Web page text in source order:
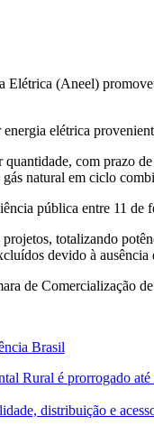
(Aneel)
elétrica
quantidade, com prazo
gás natural em ciclo
pública entre 11 de
totalizando
devido à ausência
de Comercialização
Brasil
Rural é prorrogado
distribuição e